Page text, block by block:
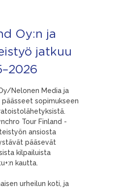
Oy:n ja
jatkuu
Nelonen Media ja
sopimukseen
Tour Finland -
ansiosta
pääsevät
kilpailuista
kautta.
urheilun koti, ja